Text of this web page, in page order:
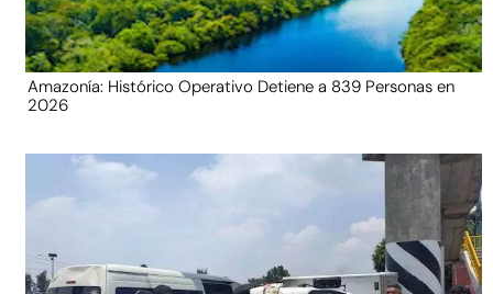
Amazonía: Histórico Operativo Detiene a 839 Personas en
2026